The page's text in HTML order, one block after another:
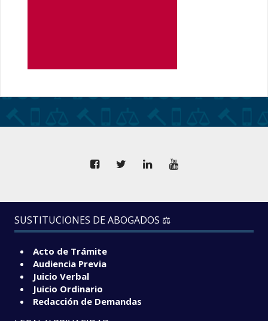
SUSTITUCIONES DE ABOGADOS ⚖️
Acto de Trámite
Audiencia Previa
Juicio Verbal
Juicio Ordinario
Redacción de Demandas